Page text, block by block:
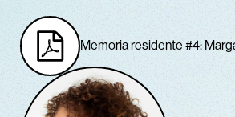
Memoria residente #4: